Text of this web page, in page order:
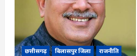
छत्तीसगढ़ बिलासपुर जिला राजनीति